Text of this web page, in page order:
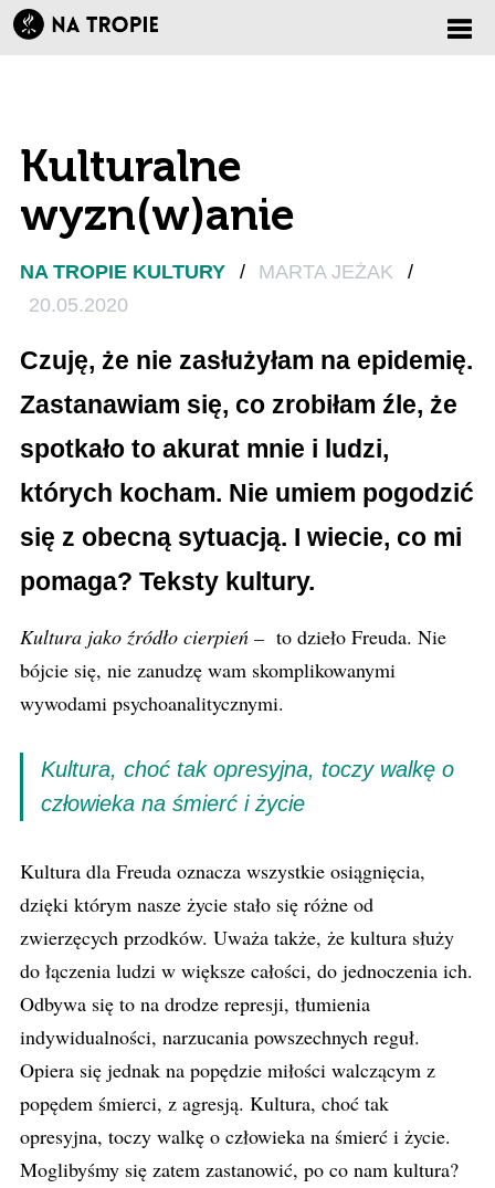
Kulturalne
wyzn(w)anie
NA TROPIE KULTURY / MARTA JEŻAK
/
20.05.2020
Czuję, że nie zasłużyłam na epidemię.
Zastanawiam się, co zrobiłam źle, że
spotkało to akurat mnie i ludzi,
których kocham. Nie umiem pogodzić
się z obecną sytuacją. I wiecie, co mi
pomaga? Teksty kultury.
Kultura jako źródło cierpień – to dzieło Freuda. Nie
bójcie się, nie zanudzę wam skomplikowanymi
wywodami psychoanalitycznymi.
Kultura, choć tak opresyjna, toczy walkę o
człowieka na śmierć i życie
Kultura dla Freuda oznacza wszystkie osiągnięcia,
dzięki którym nasze życie stało się różne od
zwierzęcych przodków. Uważa także, że kultura służy
do łączenia ludzi w większe całości, do jednoczenia ich.
Odbywa się to na drodze represji, tłumienia
indywidualności, narzucania powszechnych reguł.
Opiera się jednak na popędzie miłości walczącym z
popędem śmierci, z agresją. Kultura, choć tak
opresyjna, toczy walkę o człowieka na śmierć i życie.
Moglibyśmy się zatem zastanowić, po co nam kultura?